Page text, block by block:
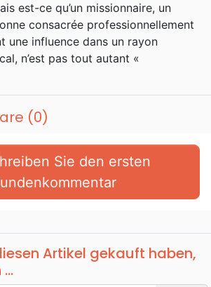
est-ce qu’un missionnaire, un
consacrée professionnellement
une influence dans un rayon
n’est pas tout autant «
(0)
Artikel gekauft haben,